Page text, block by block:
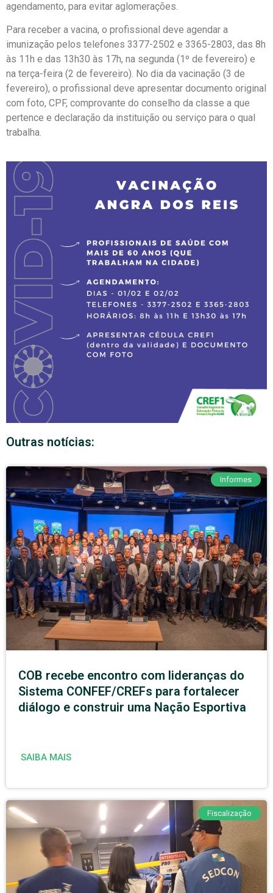
agendamento, para evitar aglomerações.
Para receber a vacina, o profissional deve agendar a
imunização pelos telefones 3377-2502 e 3365-2803, das 8h
às 11h e das 13h30 às 17h, na segunda (1º de fevereiro) e
na terça-feira (2 de fevereiro). No dia da vacinação (3 de
fevereiro), o profissional deve apresentar documento original
com foto, CPF, comprovante do conselho da classe a que
pertence e declaração da instituição ou serviço para o qual
trabalha.
Outras notícias:
Informes
COB recebe encontro com lideranças do
Sistema CONFEF/CREFs para fortalecer
diálogo e construir uma Nação Esportiva
SAIBA MAIS
Fiscalização